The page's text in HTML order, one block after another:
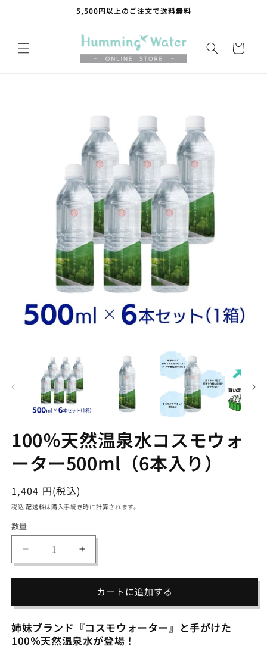
5,500円以上のご注文で送料無料
ー
100％天然温泉水コスモウォ
ーター500ml（6本入り）
通
常
格
1,404 円(税込)
税込配送料は購入手続き時に計算されます。
数
数量
100％
天
泉
水
コ
100％
天
泉
水
コ
カートに追加する
姉妹ブランド『コスモウォーター』と手がけた
100％天然温泉水が登場！